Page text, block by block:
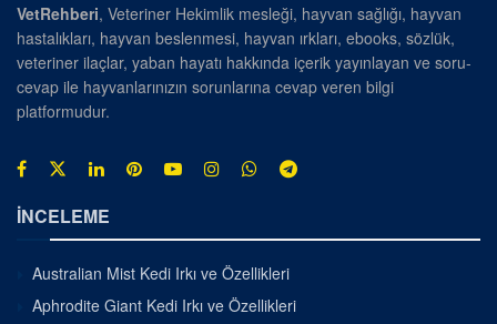
VetRehberi, Veteriner Hekimlik mesleği, hayvan sağlığı, hayvan
hastalıkları, hayvan beslenmesi, hayvan ırkları, ebooks, sözlük,
veteriner ilaçlar, yaban hayatı hakkında içerik yayınlayan ve soru-
cevap ile hayvanlarınızın sorunlarına cevap veren bilgi
platformudur.
İNCELEME
Australian Mist Kedi Irkı ve Özellikleri
Aphrodite Giant Kedi Irkı ve Özellikleri